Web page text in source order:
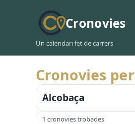
Cronovies
Un calendari fet de carrers
Cronovies
Alcobaça
1 cronovies trobades